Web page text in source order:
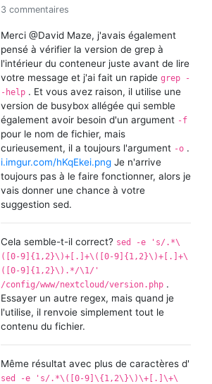
3 commentaires
Merci @David Maze, j'avais également
pensé à vérifier la version de grep à
l'intérieur du conteneur juste avant de lire
votre message et j'ai fait un rapide grep -
-help. Et vous avez raison, il utilise une
version de busybox allégée qui semble
également avoir besoin d'un argument -f
pour le nom de fichier, mais
curieusement, il a toujours l'argument -o.
i.imgur.com/hKqEkei.pngJe n'arrive
toujours pas à le faire fonctionner, alors je
vais donner une chance à votre
suggestion sed.
Cela semble-t-il correct? sed -e 's/.*\
([0-9]{1,2}\)+[.]+\([0-9]{1,2}\)+[.]+\
([0-9]{1,2}\).*/‌​\1/'
/config/www/nextcloud/version.php.
Essayer un autre regex, mais quand je
l'utilise, il renvoie simplement tout le
contenu du fichier.
Même résultat avec plus de caractères d'
sed -e 's/.*\([0-9]\{1,2\}\)\+[.]\+\